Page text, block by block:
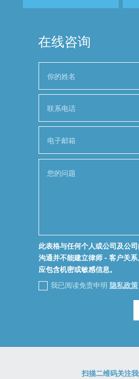
在线咨询
此表格与任何个人或公司及公
沟通并不能建立律师 - 客户关
应包含机密或敏感信息。
我已阅读免责申明 隐私政策
扫描二维码关注